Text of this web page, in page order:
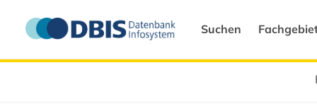
Suchen